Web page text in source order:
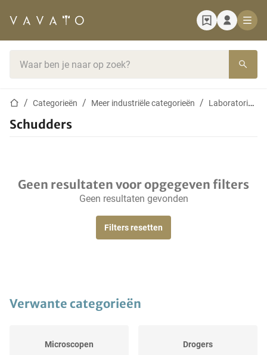
StartpaginaCategorieën Meer industriële categorieën Laboratoriumapparatuur
Schudders
Geen resultaten voor opgegeven filters
Geen resultaten gevonden
Filters resetten
Verwante categorieën
Microscopen Drogers